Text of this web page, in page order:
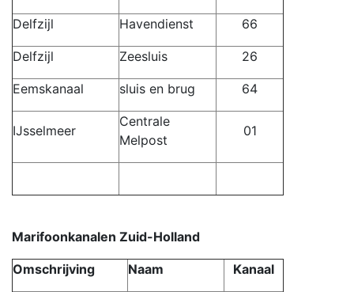
Delfzijl Havendienst 66
Delfzijl Zeesluis 26
Eemskanaal sluis en brug 64
IJsselmeer
Centrale
Melpost
01
Marifoonkanalen Zuid-Holland
Omschrijving Naam Kanaal